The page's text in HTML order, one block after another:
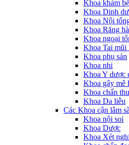
Khoa khám
Khoa Dinh
Khoa Nội
Khoa Răng
Khoa ngoại
Khoa Tai mũi
Khoa phụ sản
Khoa nhi
Khoa Y dược
Khoa gây mê
Khoa chấn
Khoa Da liễu
Các Khoa cận lâm
Khoa nội soi
Khoa Dược
Khoa Xét